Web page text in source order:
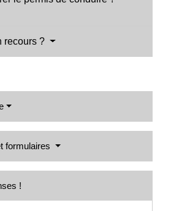
recours ?
formulaires
!